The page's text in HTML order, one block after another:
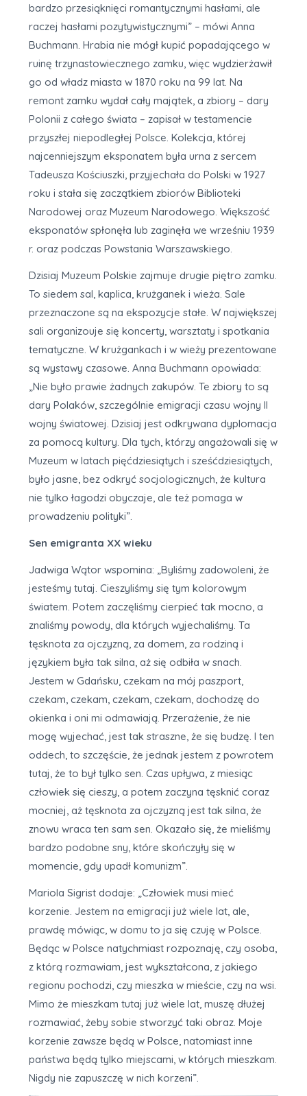
bardzo przesiąknięci romantycznymi hasłami, ale
raczej hasłami pozytywistycznymi” – mówi Anna
Buchmann. Hrabia nie mógł kupić popadającego w
ruinę trzynastowiecznego zamku, więc wydzierżawił
go od władz miasta w 1870 roku na 99 lat. Na
remont zamku wydał cały majątek, a zbiory – dary
Polonii z całego świata – zapisał w testamencie
przyszłej niepodległej Polsce. Kolekcja, której
najcenniejszym eksponatem była urna z sercem
Tadeusza Kościuszki, przyjechała do Polski w 1927
roku i stała się zaczątkiem zbiorów Biblioteki
Narodowej oraz Muzeum Narodowego. Większość
eksponatów spłonęła lub zaginęła we wrześniu 1939
r. oraz podczas Powstania Warszawskiego.
Dzisiaj Muzeum Polskie zajmuje drugie piętro zamku.
To siedem sal, kaplica, krużganek i wieża. Sale
przeznaczone są na ekspozycje stałe. W największej
sali organizouje się koncerty, warsztaty i spotkania
tematyczne. W krużgankach i w wieży prezentowane
są wystawy czasowe. Anna Buchmann opowiada:
„Nie było prawie żadnych zakupów. Te zbiory to są
dary Polaków, szczególnie emigracji czasu wojny II
wojny światowej. Dzisiaj jest odkrywana dyplomacja
za pomocą kultury. Dla tych, którzy angażowali się w
Muzeum w latach pięćdziesiątych i sześćdziesiątych,
było jasne, bez odkryć socjologicznych, że kultura
nie tylko łagodzi obyczaje, ale też pomaga w
prowadzeniu polityki”.
Sen emigranta XX wieku
Jadwiga Wątor wspomina: „Byliśmy zadowoleni, że
jesteśmy tutaj. Cieszyliśmy się tym kolorowym
światem. Potem zaczęliśmy cierpieć tak mocno, a
znaliśmy powody, dla których wyjechaliśmy. Ta
tęsknota za ojczyzną, za domem, za rodziną i
językiem była tak silna, aż się odbiła w snach.
Jestem w Gdańsku, czekam na mój paszport,
czekam, czekam, czekam, czekam, dochodzę do
okienka i oni mi odmawiają. Przerażenie, że nie
mogę wyjechać, jest tak straszne, że się budzę. I ten
oddech, to szczęście, że jednak jestem z powrotem
tutaj, że to był tylko sen. Czas upływa, z miesiąc
człowiek się cieszy, a potem zaczyna tęsknić coraz
mocniej, aż tęsknota za ojczyzną jest tak silna, że
znowu wraca ten sam sen. Okazało się, że mieliśmy
bardzo podobne sny, które skończyły się w
momencie, gdy upadł komunizm”.
Mariola Sigrist dodaje: „Człowiek musi mieć
korzenie. Jestem na emigracji już wiele lat, ale,
prawdę mówiąc, w domu to ja się czuję w Polsce.
Będąc w Polsce natychmiast rozpoznaję, czy osoba,
z którą rozmawiam, jest wykształcona, z jakiego
regionu pochodzi, czy mieszka w mieście, czy na wsi.
Mimo że mieszkam tutaj już wiele lat, muszę dłużej
rozmawiać, żeby sobie stworzyć taki obraz. Moje
korzenie zawsze będą w Polsce, natomiast inne
państwa będą tylko miejscami, w których mieszkam.
Nigdy nie zapuszczę w nich korzeni”.